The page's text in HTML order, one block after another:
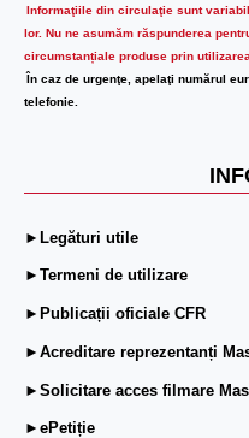
Informaţiile din circulaţie sunt
lor. Nu ne asumăm răspunderea
circumstanțiale produse prin
În caz de urgenţe, apelaţi numărul
telefonie.
►Legături utile
►Termeni de utilizare
►Publicații oficiale CFR
►Acreditare reprezentanți
►Solicitare acces filmare
►ePetiție